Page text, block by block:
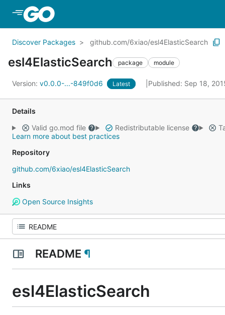
Discover Packages github.com/6xiao/esl4ElasticSearch
esl4ElasticSearch package module
Version: v0.0.0-...-849f0d6 Latest Published: Sep 18,
Details
Valid go.mod file
Redistributable license
Learn more about best practices
Repository
github.com/6xiao/esl4ElasticSearch
Links
Open Source Insights
README ¶
esl4ElasticSearch